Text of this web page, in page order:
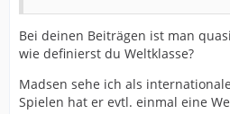
Bei deinen Beiträgen ist man
wie definierst du Weltklasse?
Madsen sehe ich als
Spielen hat er evtl. einmal eine